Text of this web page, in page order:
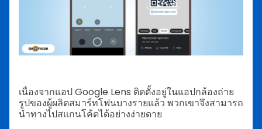
เนื่องจากแอป Google Lens ติดตั้งอยู่ในแอปกล้องถ่าย
รูปของผู้ผลิตสมาร์ทโฟนบางรายแล้ว พวกเขาจึงสามารถ
นำทางไปสแกนโค้ดได้อย่างง่ายดาย